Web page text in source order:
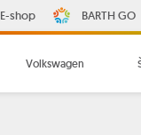
E-shop BARTH GO
Volkswagen